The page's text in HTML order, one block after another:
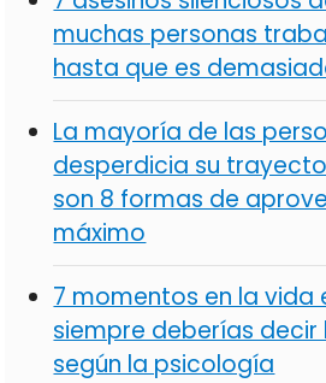
muchas personas
hasta que es
La mayoría de las
desperdicia su
son 8 formas de
máximo
7 momentos en la vida
siempre deberías decir
según la psicología